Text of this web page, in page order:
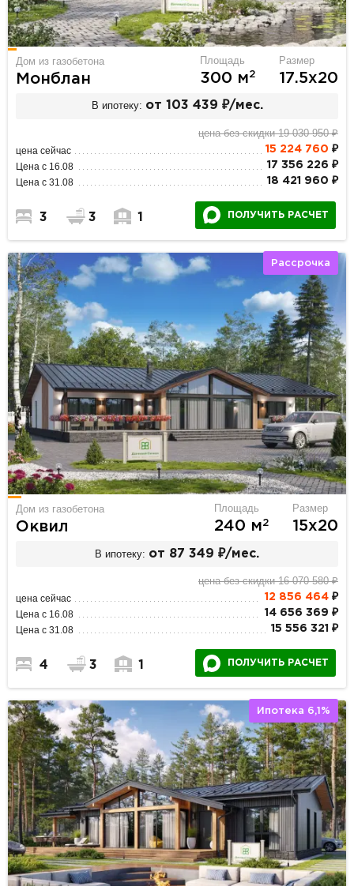
Дом из газобетона
Монблан
Площадь
300 м2
Размер
17.5х20
В ипотеку: от 103 439 ₽/мес.
цена без скидки 19 030 950 ₽
цена сейчас 15 224 760 ₽
Цена с 16.08 17 356 226 ₽
Цена с 31.08 18 421 960 ₽
3 3 1 ПОЛУЧИТЬ РАСЧЕТ
Рассрочка
Дом из газобетона
Оквил
Площадь
240 м2
Размер
15х20
В ипотеку: от 87 349 ₽/мес.
цена без скидки 16 070 580 ₽
цена сейчас 12 856 464₽
Цена с 16.08 14 656 369 ₽
Цена с 31.08 15 556 321 ₽
4 3 1 ПОЛУЧИТЬ РАСЧЕТ
Ипотека 6,1%